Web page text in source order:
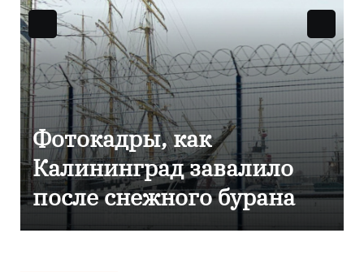
Фоторепортаж как в
Калининграде
эвакуировали ТЦ из-за
сообщения о